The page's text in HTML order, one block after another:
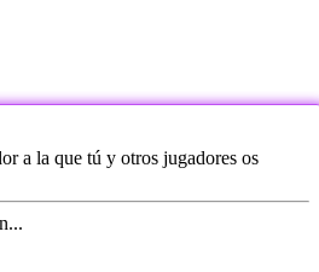
a la que tú y otros jugadores os